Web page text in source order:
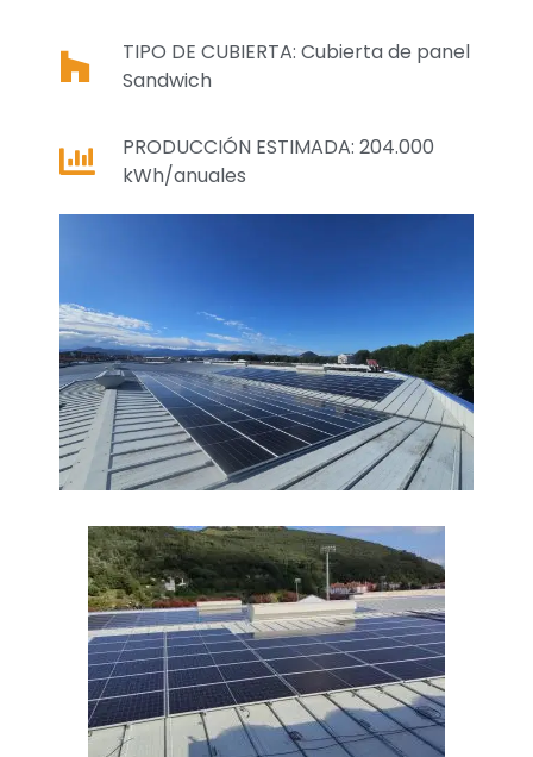
TIPO DE CUBIERTA: Cubierta de panel
Sandwich
PRODUCCIÓN ESTIMADA: 204.000
kWh/anuales